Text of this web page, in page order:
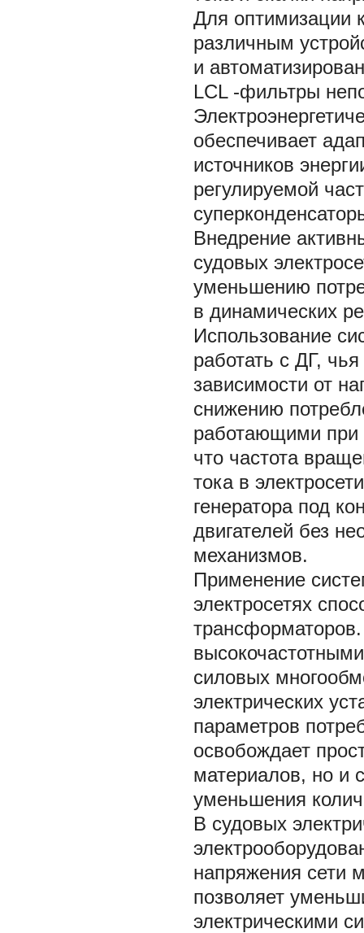
Для оптимизации
различным
и
LCL -фильтры
обеспечивает
источников
регулируемой
Внедрение
судовых
уменьшению
в динамических
Использование
работать с ДГ,
зависимости от
снижению
работающими при
что частота
тока в
генератора под
двигателей без
механизмов.
Применение
электросетях
силовых
электрических
параметров
освобождает
материалов, но и
уменьшения
В судовых
напряжения сети
позволяет
электрическими